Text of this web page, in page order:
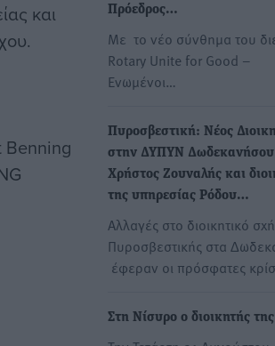
και
Benning
Πρόεδρος…
Με το νέο σύνθημα του
Rotary Unite for Good –
Ενωμένοι…
Πυροσβεστική: Νέος
στην ΔΥΠΥΝ
Χρήστος Ζουναλής και
της υπηρεσίας Ρόδου…
Αλλαγές στο διοικητικό
Πυροσβεστικής στα
έφεραν οι πρόσφατες
Στη Νίσυρο ο διοικητής